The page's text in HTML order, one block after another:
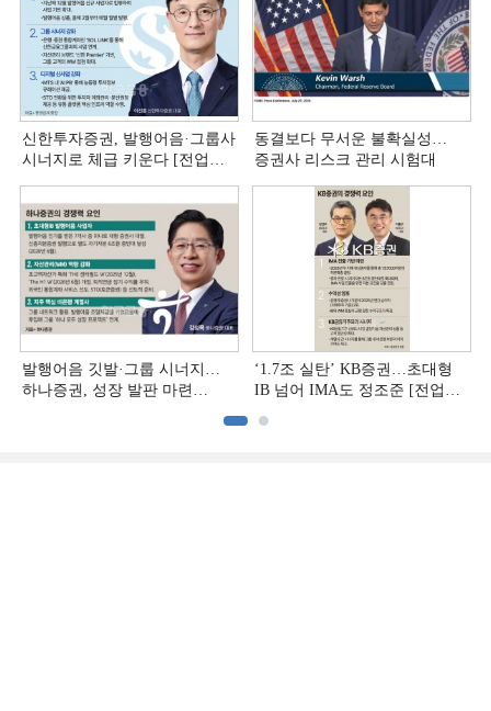
신한투자증권, 발행어음·그룹사
시너지로 체급 키운다 [전업계
동결보다 무서운 불확실성…
증권사 리스크 관리 시험대
발행어음 깃발·그룹 시너지…
하나증권, 성장 발판 마련
‘1.7조 실탄’ KB증권…초대형
IB 넘어 IMA도 정조준 [전업계